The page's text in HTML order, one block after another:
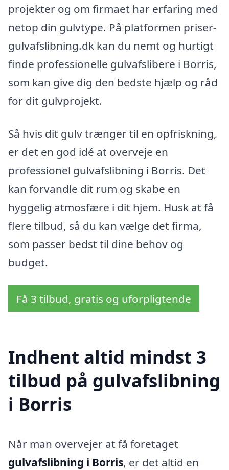
projekter og om firmaet har erfaring med
netop din gulvtype. På platformen priser-
gulvafslibning.dk kan du nemt og hurtigt
finde professionelle gulvafslibere i Borris,
som kan give dig den bedste hjælp og råd
for dit gulvprojekt.
Så hvis dit gulv trænger til en opfriskning,
er det en god idé at overveje en
professionel gulvafslibning i Borris. Det
kan forvandle dit rum og skabe en
hyggelig atmosfære i dit hjem. Husk at få
flere tilbud, så du kan vælge det firma,
som passer bedst til dine behov og
budget.
Få 3 tilbud, gratis og uforpligtende
Indhent altid mindst 3
tilbud på gulvafslibning
i Borris
Når man overvejer at få foretaget
gulvafslibning i Borris, er det altid en